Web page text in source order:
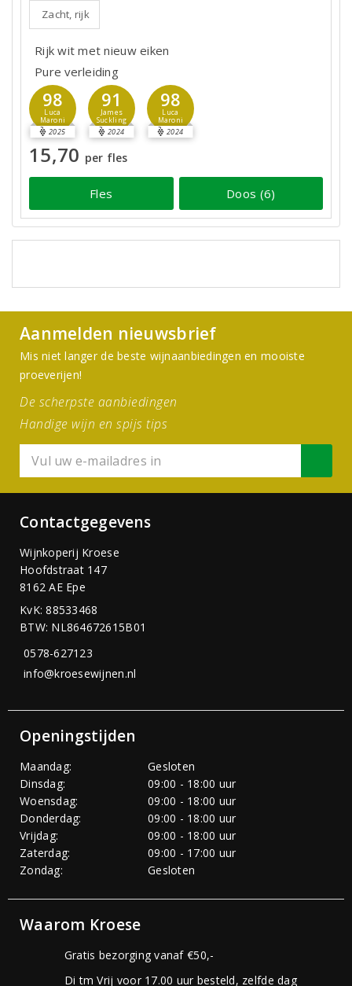
Zacht, rijk
Rijk wit met nieuw eiken
Pure verleiding
98
Luca
Maroni
2025
91
James
Suckling
2024
98
Luca
Maroni
2024
15,70 per fles
Fles Doos (6)
Aanmelden nieuwsbrief
Mis niet langer de beste wijnaanbiedingen en mooiste
proeverijen!
De scherpste aanbiedingen
Handige wijn en spijs tips
Contactgegevens
Wijnkoperij Kroese
Hoofdstraat 147
8162 AE Epe
KvK: 88533468
BTW: NL864672615B01
0578-627123
info@kroesewijnen.nl
Openingstijden
Maandag:
Gesloten
Dinsdag:
09:00 - 18:00 uur
Woensdag:
09:00 - 18:00 uur
Donderdag:
09:00 - 18:00 uur
Vrijdag:
09:00 - 18:00 uur
Zaterdag:
09:00 - 17:00 uur
Zondag:
Gesloten
Waarom Kroese
Gratis bezorging vanaf €50,-
Di tm Vrij voor 17.00 uur besteld, zelfde dag